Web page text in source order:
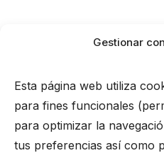
Gestionar
Esta página web utiliza
para fines funcionales
para optimizar la
tus preferencias así como
© 2026 PALAU